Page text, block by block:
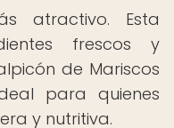
atractivo. Esta
frescos y
de Mariscos
para quienes
y nutritiva.